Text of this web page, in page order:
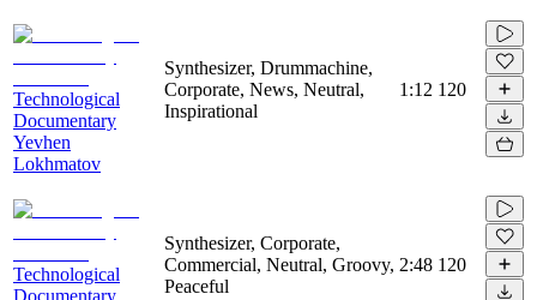
Technological
Documentary
Yevhen
Lokhmatov
Synthesizer, Drummachine,
Corporate, News, Neutral,
Inspirational
1:12 120
Technological
Documentary
Synthesizer, Corporate,
Commercial, Neutral, Groovy,
Peaceful
2:48 120